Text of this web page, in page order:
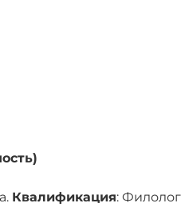
Квалификация: